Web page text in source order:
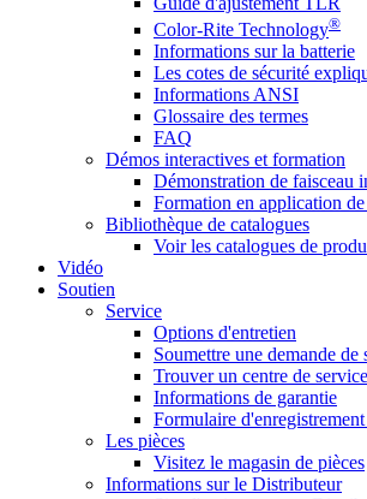
Color-Rite Technology®
Informations sur la batterie
Les cotes de sécurité
Informations ANSI
Glossaire des termes
FAQ
Démos interactives et formation
Démonstration de faisceau
Formation en application
Bibliothèque de catalogues
Voir les catalogues de
Vidéo
Soutien
Service
Options d'entretien
Soumettre une demande de
Trouver un centre de
Informations de garantie
Formulaire
Les pièces
Visitez le magasin de pièces
Informations sur le Distributeur